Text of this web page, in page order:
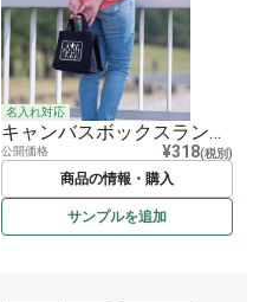
名入れ対応
キャンバスボックスランチトート
公開価格 ¥318(税別)
商品の情報・購入
サンプルを追加